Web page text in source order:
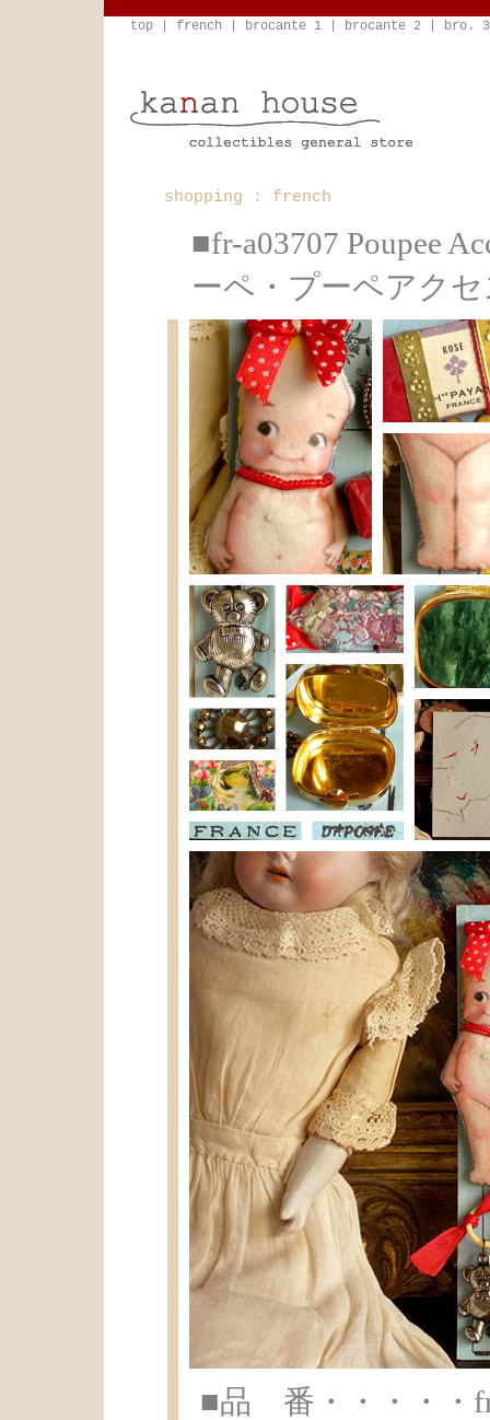
top french brocante 1 brocante 2 bro. 3
shopping : french
■fr-a03707 Poupee
ーペ・プーペアク
■品 番・・・・・